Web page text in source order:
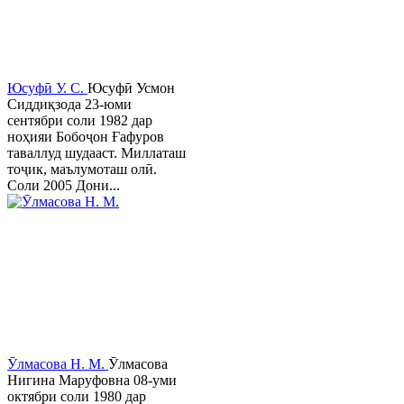
Юсуфӣ У. C. Юсуфӣ Усмон
Сиддиқзода 23-юми
сентябри соли 1982 дар
ноҳияи Бобоҷон Ғафуров
таваллуд шудааст. Миллаташ
тоҷик, маълумоташ олӣ.
Соли 2005 Дони...
Ӯлмасова Н. М. Ӯлмасова
Нигина Маруфовна 08-уми
октябри соли 1980 дар